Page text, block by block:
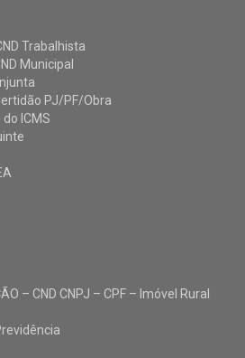
Trabalhista
Municipal
PJ/PF/Obra
ICMS
– CND CNPJ – CPF – Imóvel Rural